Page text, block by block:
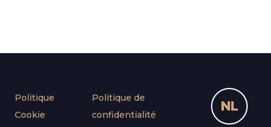
Politique
Cookie
Politique de
confidentialité
NL